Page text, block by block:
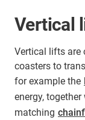
Vertical
Vertical lifts are
coasters to
for example the
energy,
matching